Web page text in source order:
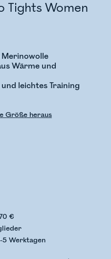
Tights Women
Merinowolle
Wärme und
leichtes Training
Größe heraus
€
5 Werktagen